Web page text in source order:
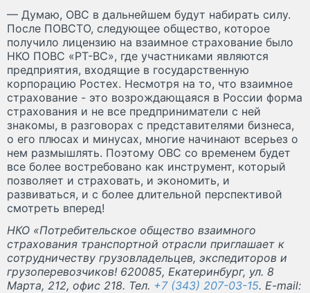
— Думаю, ОВС в дальнейшем будут набирать силу.
После ПОВСТО, следующее общество, которое
получило лицензию на взаимное страхование было
НКО ПОВС «РТ-ВС», где участниками являются
предприятия, входящие в государственную
корпорацию Ростех. Несмотря на то, что взаимное
страхование - это возрождающаяся в России форма
страхования и не все предприниматели с ней
знакомы, в разговорах с представителями бизнеса,
о его плюсах и минусах, многие начинают всерьез о
нем размышлять. Поэтому ОВС со временем будет
все более востребовано как инструмент, который
позволяет и страховать, и экономить, и
развиваться, и с более длительной перспективой
смотреть вперед!
НКО «Потребительское общество взаимного
страхования транспортной отрасли приглашает к
сотрудничеству грузовладельцев, экспедиторов и
грузоперевозчиков! 620085, Екатеринбург, ул. 8
Марта, 212, офис 218. Тел. +7 (343) 207-03-15. E-mail: